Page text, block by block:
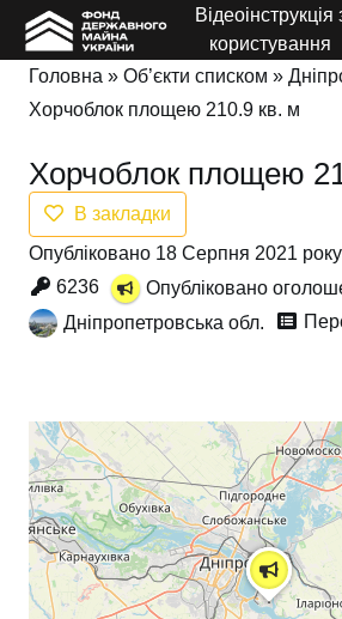
Відеоінструкція
користування
Головна » Об’єкти списком »
Хорчоблок площею 210.9 кв. м
Хорчоблок площею
В закладки
Опубліковано 18 Серпня 2021 року
6236
Опубліковано
Дніпропетровська обл.